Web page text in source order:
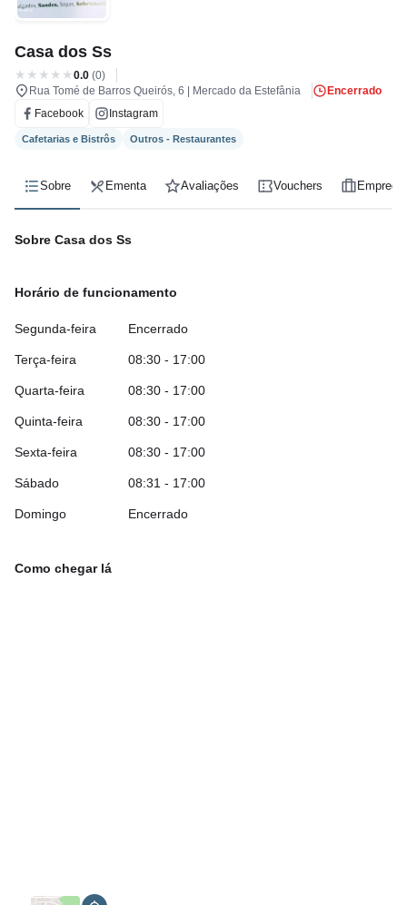
Casa dos Ss
0.0 (0)
Rua Tomé de Barros Queirós, 6 | Mercado da Estefânia
Encerrado
Facebook
Instagram
Cafetarias e Bistrôs Outros - Restaurantes
Sobre Ementa Avaliações Vouchers
Sobre Casa dos Ss
Horário de funcionamento
Segunda-feira Encerrado
Terça-feira 08:30 - 17:00
Quarta-feira 08:30 - 17:00
Quinta-feira 08:30 - 17:00
Sexta-feira 08:30 - 17:00
Sábado 08:31 - 17:00
Domingo Encerrado
Como chegar lá